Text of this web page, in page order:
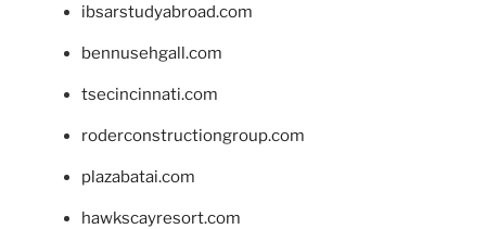
ibsarstudyabroad.com
bennusehgall.com
tsecincinnati.com
roderconstructiongroup.com
plazabatai.com
hawkscayresort.com